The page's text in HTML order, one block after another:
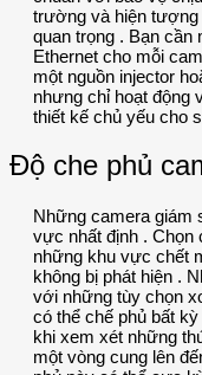
trường và hiện tượng
quan trọng . Bạn cần
Ethernet cho mỗi
một nguồn injector
nhưng chỉ hoạt động
thiết kế chủ yếu cho
Độ che phủ
Những camera giám
vực nhất định . Chọn
những khu vực chết
không bị phát hiện .
với những tùy chọn
có thể chế phủ bất
khi xem xét những
một vòng cung lên